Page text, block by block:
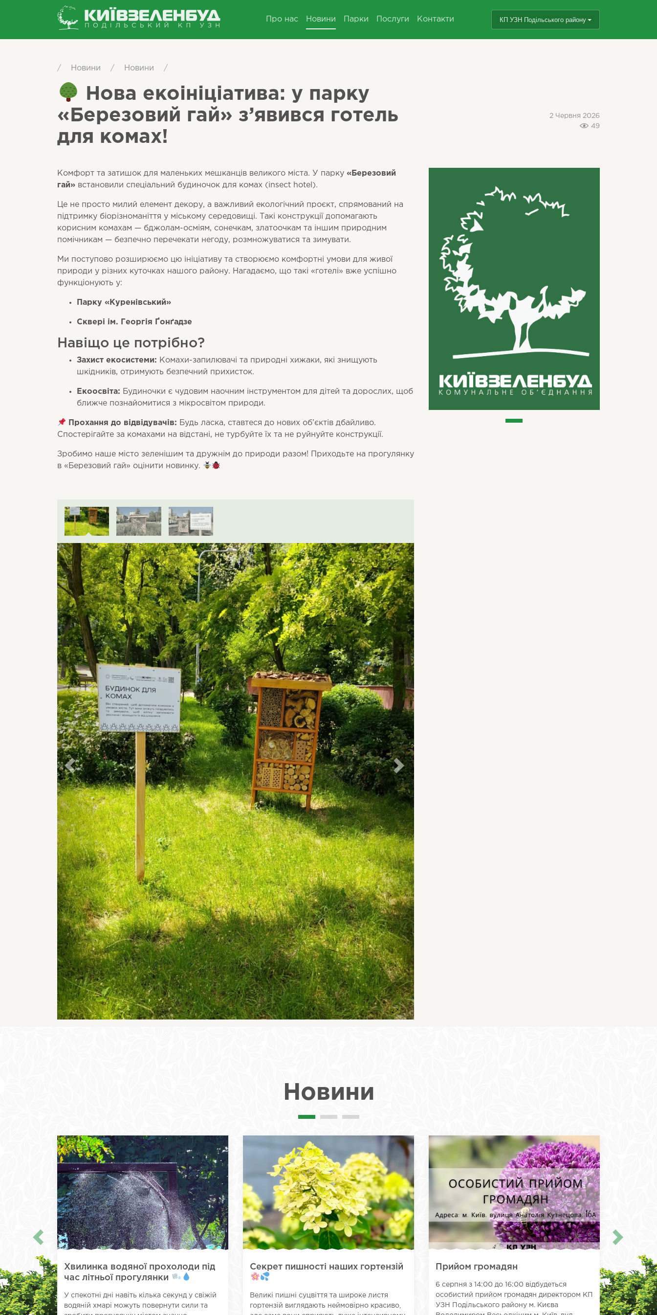
Про нас Новини Парки Послуги Контакти КП УЗН Подільського району
/ Новини / Новини /
Нова екоініціатива: у парку
«Березовий гай» з’явився готель
для комах!
2 Червня 2026
49
Комфорт та затишок для маленьких мешканців великого міста. У парку «Березовий
гай» встановили спеціальний будиночок для комах (insect hotel).
Це не просто милий елемент декору, а важливий екологічний проєкт, спрямований на
підтримку біорізноманіття у міському середовищі. Такі конструкції допомагають
корисним комахам — бджолам-осміям, сонечкам, златоочкам та іншим природним
помічникам — безпечно перечекати негоду, розмножуватися та зимувати.
Ми поступово розширюємо цю ініціативу та створюємо комфортні умови для живої
природи у різних куточках нашого району. Нагадаємо, що такі «готелі» вже успішно
функціонують у:
Парку «Куренівський»
Сквері ім. Георгія Ґонґадзе
Навіщо це потрібно?
Захист екосистеми: Комахи-запилювачі та природні хижаки, які знищують
шкідників, отримують безпечний прихисток.
Екоосвіта: Будиночки є чудовим наочним інструментом для дітей та дорослих, щоб
ближче познайомитися з мікросвітом природи.
Прохання до відвідувачів: Будь ласка, ставтеся до нових об’єктів дбайливо.
Спостерігайте за комахами на відстані, не турбуйте їх та не руйнуйте конструкції.
Зробимо наше місто зеленішим та дружнім до природи разом! Приходьте на прогулянку
в «Березовий гай» оцінити новинку.
Новини
Хвилинка водяної прохолоди під
час літньої прогулянки
У спекотні дні навіть кілька секунд у свіжій
водяній хмарі можуть повернути сили та
Секрет пишності наших гортензій
Великі пишні суцвіття та широке листя
гортензій виглядають неймовірно красиво,
Прийом громадян
6 серпня з 14:00 до 16:00 відбудеться
особистий прийом громадян директором КП
УЗН Подільського району м. Києва
Парк
вулиці
Іноді